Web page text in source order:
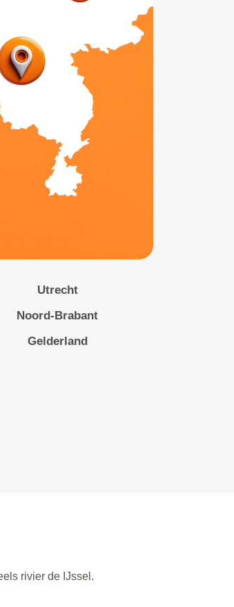
Utrecht
Noord-Brabant
Gelderland
rivier de IJssel.